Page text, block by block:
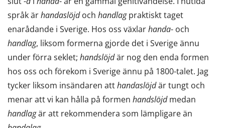
språk ärhandaslöjdoch handlagpraktiskt taget
enarådande i Sverige. Hos oss växlarhanda- och
handlag, liksom formerna gjorde det i Sverige ännu
under förra seklet; handslöjdär nog den enda formen
hos oss och förekom i Sverige ännu på 1800-talet. Jag
tycker liksom insändaren atthandaslöjdär tungt och
menar att vi kan hålla på formen handslöjdmedan
handlagär att rekommendera som lämpligare än